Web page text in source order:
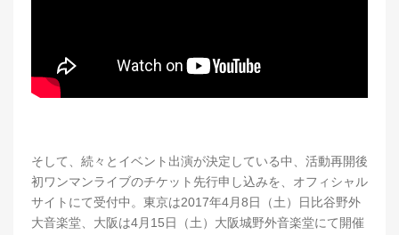
そして、続々とイベント出演が決定している中、活動再開後
初ワンマンライブのチケット先行申し込みを、オフィシャル
サイトにて受付中。東京は2017年4月8日（土）日比谷野外
大音楽堂、大阪は4月15日（土）大阪城野外音楽堂にて開催